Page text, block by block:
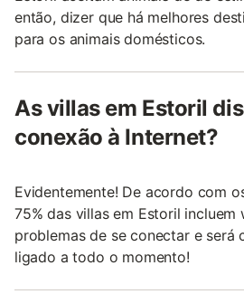
então, dizer que há melhores
para os animais domésticos.
As villas em Estoril
conexão à Internet?
Evidentemente! De acordo com
75% das villas em Estoril incluem
problemas de se conectar e será
ligado a todo o momento!